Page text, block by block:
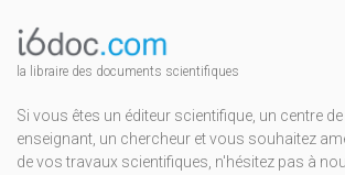
la libraire des documents scientifiques
Si vous êtes un éditeur scientifique, un centre
enseignant, un chercheur et vous souhaitez
de vos travaux scientifiques, n'hésitez pas à